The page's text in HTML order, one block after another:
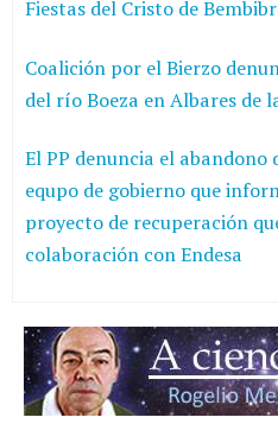
Fiestas del Cristo de
Coalición por el Bierzo
del río Boeza en Albares de
El PP denuncia el abandono
equpo de gobierno que
proyecto de recuperación
colaboración con Endesa